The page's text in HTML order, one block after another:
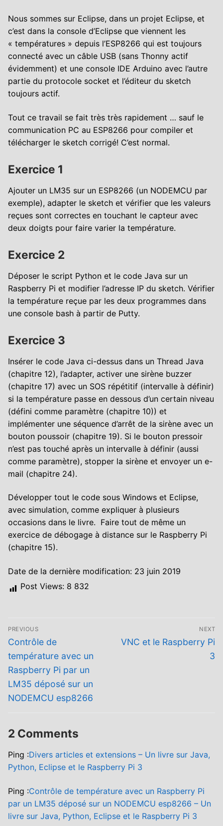
Nous sommes sur Eclipse, dans un projet Eclipse, et
c’est dans la console d’Eclipse que viennent les
« températures » depuis l’ESP8266 qui est toujours
connecté avec un câble USB (sans Thonny actif
évidemment) et une console IDE Arduino avec l’autre
partie du protocole socket et l’éditeur du sketch
toujours actif.
Tout ce travail se fait très très rapidement … sauf le
communication PC au ESP8266 pour compiler et
télécharger le sketch corrigé! C’est normal.
Exercice 1
Ajouter un LM35 sur un ESP8266 (un NODEMCU par
exemple), adapter le sketch et vérifier que les valeurs
reçues sont correctes en touchant le capteur avec
deux doigts pour faire varier la température.
Exercice 2
Déposer le script Python et le code Java sur un
Raspberry Pi et modifier l’adresse IP du sketch. Vérifier
la température reçue par les deux programmes dans
une console bash à partir de Putty.
Exercice 3
Insérer le code Java ci-dessus dans un Thread Java
(chapitre 12), l’adapter, activer une sirène buzzer
(chapitre 17) avec un SOS répétitif (intervalle à définir)
si la température passe en dessous d’un certain niveau
(défini comme paramètre (chapitre 10)) et
implémenter une séquence d’arrêt de la sirène avec un
bouton poussoir (chapitre 19). Si le bouton pressoir
n’est pas touché après un intervalle à définir (aussi
comme paramètre), stopper la sirène et envoyer un e-
mail (chapitre 24).
Développer tout le code sous Windows et Eclipse,
avec simulation, comme expliquer à plusieurs
occasions dans le livre. Faire tout de même un
exercice de débogage à distance sur le Raspberry Pi
(chapitre 15).
Date de la dernière modification: 23 juin 2019
Post Views: 8 832
Navigation
de
l’article
PREVIOUS
Previous
post:
Contrôle de
température avec un
Raspberry Pi par un
LM35 déposé sur un
NODEMCU esp8266
NEXT
Next
VNC et le Raspberry Pi
3
2 Comments
Ping :Divers articles et extensions – Un livre sur Java,
Python, Eclipse et le Raspberry Pi 3
Ping :Contrôle de température avec un Raspberry Pi
par un LM35 déposé sur un NODEMCU esp8266 – Un
livre sur Java, Python, Eclipse et le Raspberry Pi 3